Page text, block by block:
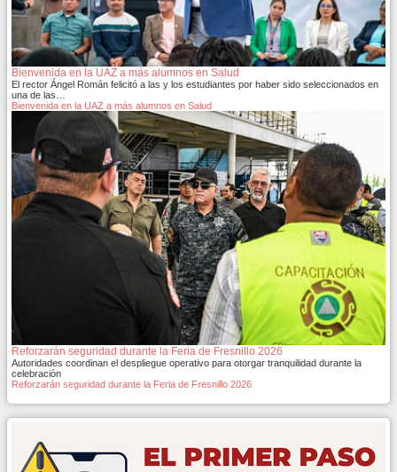
Bienvenida en la UAZ a más alumnos en Salud
El rector Ángel Román felicitó a las y los estudiantes por haber sido seleccionados en
una de las…
Bienvenida en la UAZ a más alumnos en Salud
Reforzarán seguridad durante la Feria de Fresnillo 2026
Autoridades coordinan el despliegue operativo para otorgar tranquilidad durante la
celebración
Reforzarán seguridad durante la Feria de Fresnillo 2026